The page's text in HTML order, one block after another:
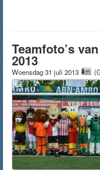
Teamfoto’s
2013
Woensdag 31 juli 2013